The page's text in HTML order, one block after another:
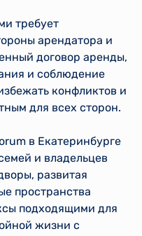
требует
арендатора и
договор аренды,
и соблюдение
конфликтов и
для всех сторон.
в Екатеринбурге
и владельцев
развитая
пространства
подходящими для
жизни с